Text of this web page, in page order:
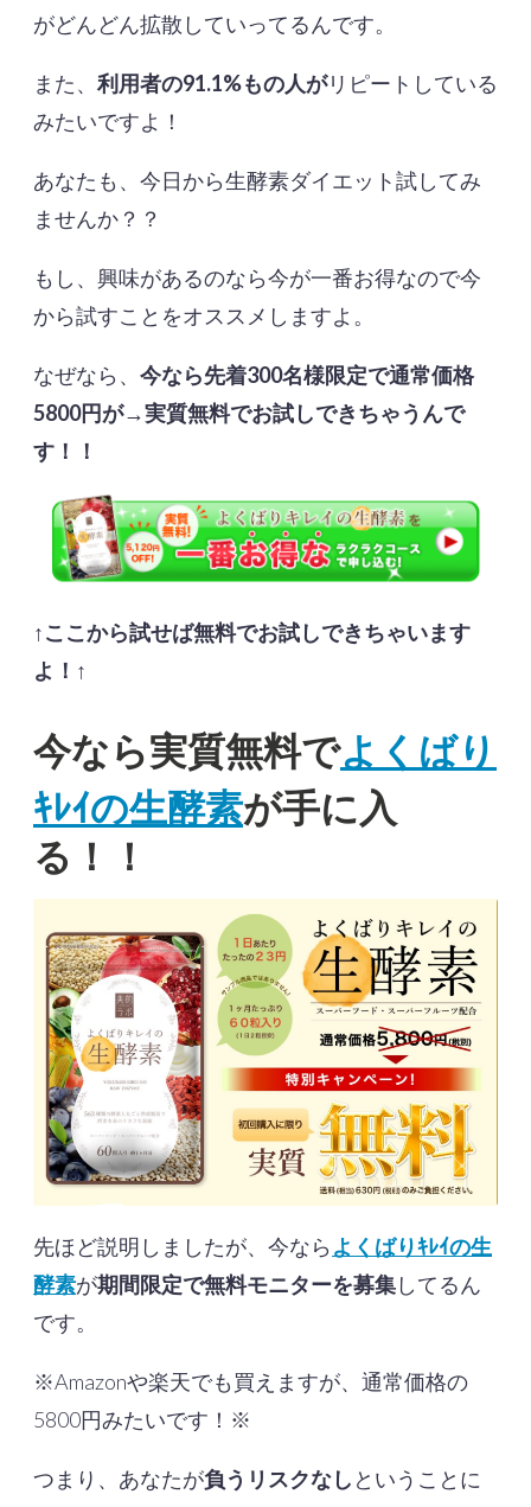
がどんどん拡散していってるんです。
また、 利用者の91.1%もの人がリピートしている
みたいですよ！
あなたも、今日から生酵素ダイエット試してみ
ませんか？？
もし、興味があるのなら今が一番お得なので今
から試すことをオススメしますよ。
なぜなら、 今なら先着300名様限定で通常価格
5800円が→実質無料でお試しできちゃうんで
す！！
↑ここから試せば無料でお試しできちゃいます
よ！↑
今なら実質無料でよくばり
ｷﾚｲの生酵素が手に入
る！！
先ほど説明しましたが、今なら よくばりｷﾚｲの生
酵素が期間限定で無料モニターを募集してるん
です。
※Amazonや楽天でも買えますが、通常価格の
5800円みたいです！※
つまり、あなたが負うリスクなし ということに